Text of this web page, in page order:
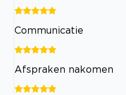
Communicatie
Afspraken nakomen